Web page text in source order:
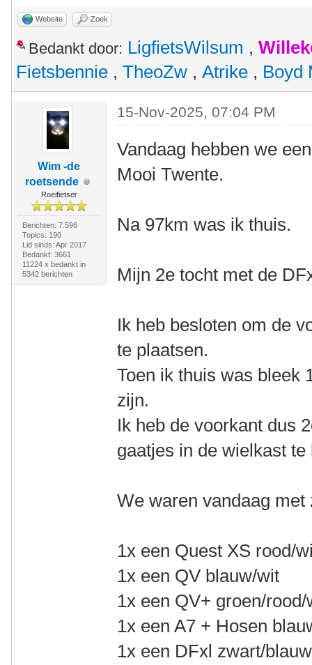
Website Zoek
Bedankt door: LigfietsWilsum ,
Fietsbennie , TheoZw , Atrike , Boyd
Wim -de
roetsende
Roeifietser
Berichten: 7.596
Topics: 190
Lid sinds: Apr 2017
Bedankt: 3661
11224 x bedankt in
5342 berichten
15-Nov-2025, 07:04 PM
Vandaag hebben we
Mooi Twente.
Na 97km was ik thuis.
Mijn 2e tocht met de
Ik heb besloten om de
te plaatsen.
Toen ik thuis was bleek
zijn.
Ik heb de voorkant dus
gaatjes in de wielkast te
We waren vandaag met
1x een Quest XS rood/
1x een QV blauw/wit
1x een QV+ groen/rood/
1x een A7 + Hosen
1x een DFxl zwart/blauw